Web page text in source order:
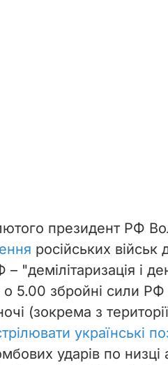
президент РФ
російських військ
"демілітаризація і
5.00 збройні сили РФ
(зокрема з
українські
ударів по низці